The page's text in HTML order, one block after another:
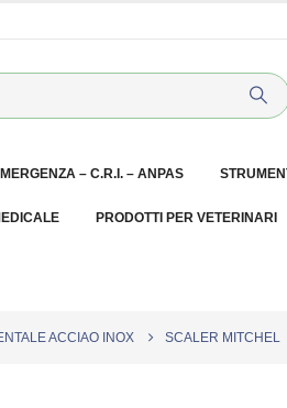
– C.R.I. – ANPAS
PRODOTTI PER VETERINARI
ACCIAO INOX SCALER MITCHEL